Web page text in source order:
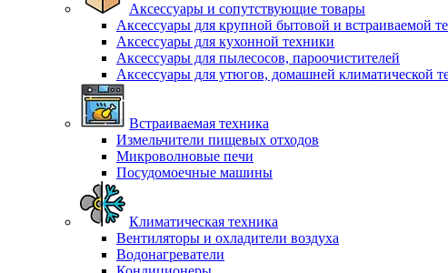
Аксессуары и сопутствующие товары
Аксессуары для крупной бытовой и встраиваемой
Аксессуары для кухонной техники
Аксессуары для пылесосов, пароочистителей
Аксессуары для утюгов, домашней климатической
Встраиваемая техника
Измельчители пищевых отходов
Микроволновые печи
Посудомоечные машины
Климатическая техника
Вентиляторы и охладители воздуха
Водонагреватели